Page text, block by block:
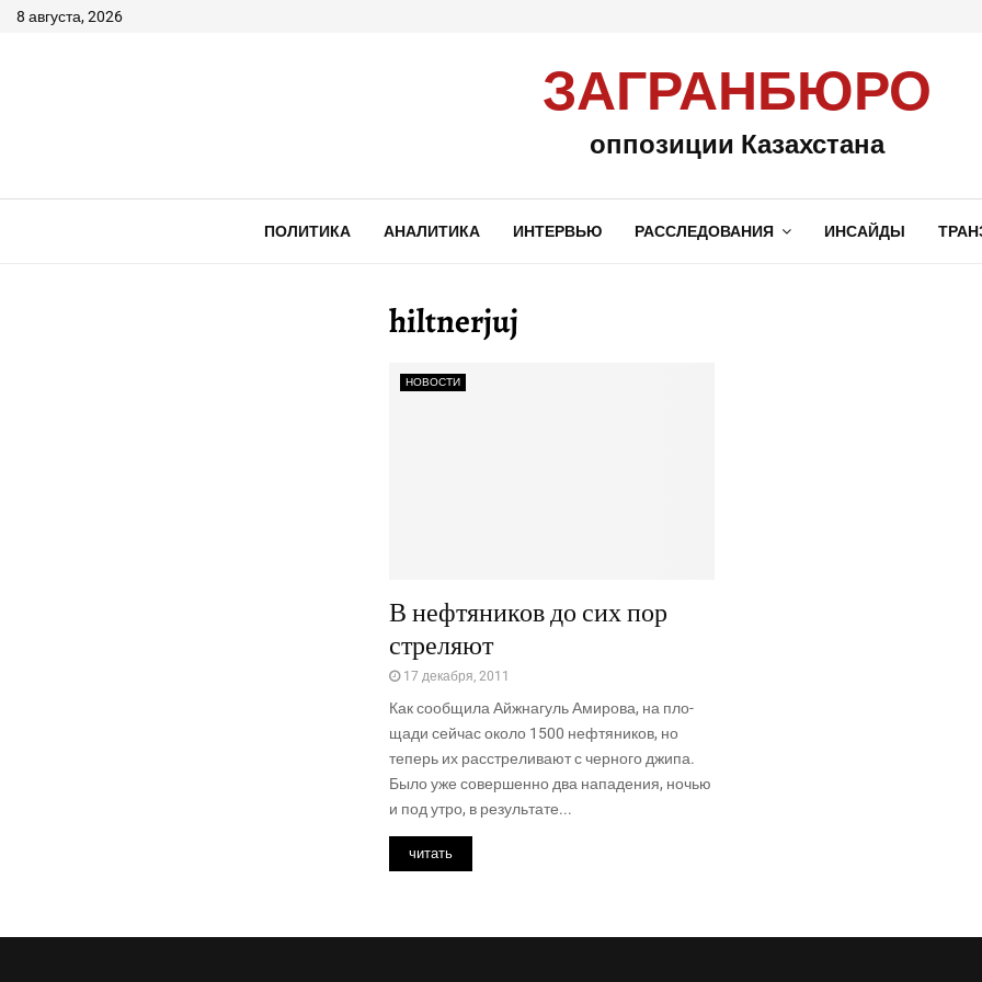
8 августа, 2026
ЗАГРАНБЮРО
оппозиции Казахстана
ПОЛИТИКА АНАЛИТИКА ИНТЕРВЬЮ РАССЛЕДОВАНИЯ ИНСАЙДЫ
hiltnerjuj
НОВОСТИ
В нефтяников до сих пор
стреляют
17 декабря, 2011
Как сооб­щи­ла Айж­на­гуль Ами­ро­ва, на пло­
ща­ди сей­час око­ло 1500 неф­тя­ни­ков, но
теперь их рас­стре­ли­ва­ют с чер­но­го джи­па.
Было уже совер­шен­но два напа­де­ния, ночью
и под утро, в резуль­та­те...
читать